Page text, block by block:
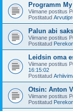
Programm
Viimane postitus
Postitatud
Palun abi
Viimane postitus
Postitatud
Leidsin oma
Viimane postitus
16:15:02
Postitatud
Otsin: Anton
Viimane postitus
Postitatud